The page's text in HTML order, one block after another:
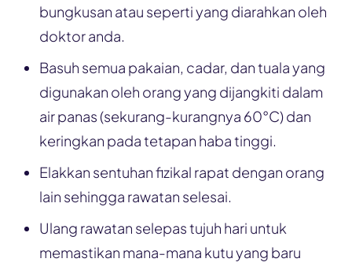
bungkusan atau seperti yang diarahkan oleh
doktor anda.
Basuh semua pakaian, cadar, dan tuala yang
digunakan oleh orang yang dijangkiti dalam
air panas (sekurang-kurangnya 60°C) dan
keringkan pada tetapan haba tinggi.
Elakkan sentuhan fizikal rapat dengan orang
lain sehingga rawatan selesai.
Ulang rawatan selepas tujuh hari untuk
memastikan mana-mana kutu yang baru